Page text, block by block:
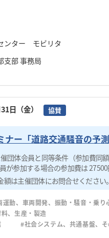
ンター モビリタ
支部 事務局
日（金） 協賛
ナー「道路交通騒音の予
団体会員と同等条件（参加費同額
が参加する場合の参加費は 27500
は主催団体にお問合せください。
運動、車両開発、振動・騒音・乗り
、生産・製造
信
#社会システム、共通基盤、